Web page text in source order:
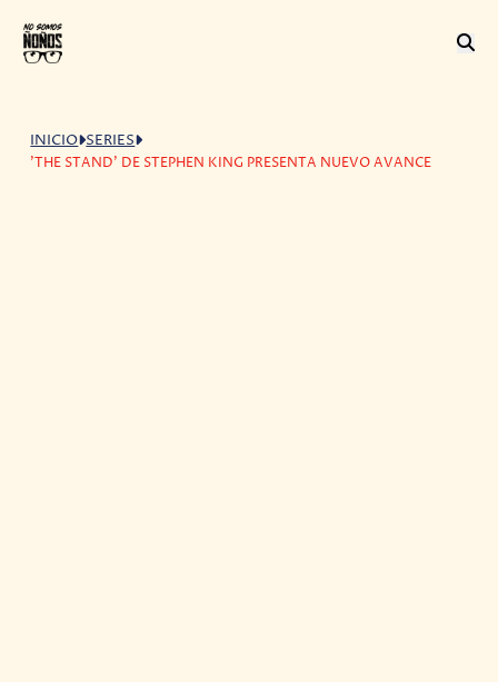
INICIO SERIES
'THE STAND' DE STEPHEN KING PRESENTA NUEVO AVANCE